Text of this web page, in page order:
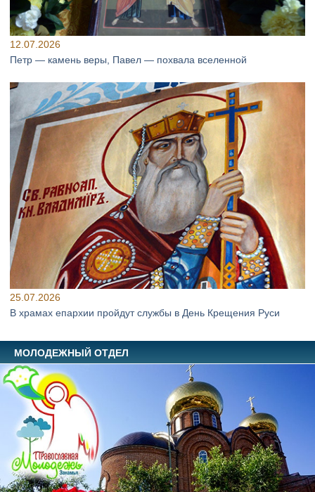
12.07.2026
Петр — камень веры, Павел — похвала вселенной
25.07.2026
В храмах епархии пройдут службы в День Крещения Руси
МОЛОДЕЖНЫЙ ОТДЕЛ